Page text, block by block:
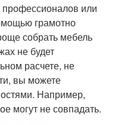
профессионалов или
грамотно
собрать мебель
не будет
расчете, не
вы можете
Например,
могут не совпадать.